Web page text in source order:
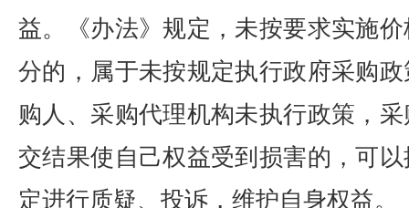
益。《办法》规定，未按要求实施
分的，属于未按规定执行政府采购
购人、采购代理机构未执行政策，
交结果使自己权益受到损害的，可
定进行质疑、投诉，维护自身权益。